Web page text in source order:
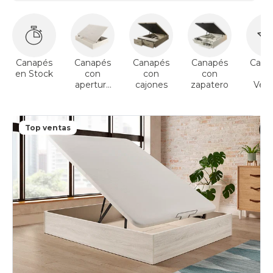
Canapés
en Stock
Canapés
con
apertura
Canapés
con
cajones
Canapés
con
zapatero
Top ventas